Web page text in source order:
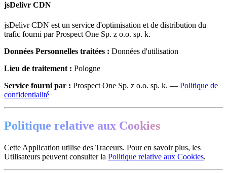
jsDelivr CDN
jsDelivr CDN est un service d'optimisation et de distribution du
trafic fourni par Prospect One Sp. z o.o. sp. k.
Données Personnelles traitées : Données d'utilisation
Lieu de traitement : Pologne
Service fourni par : Prospect One Sp. z o.o. sp. k. — Politique de
confidentialité
Politique relative aux Cookies
Cette Application utilise des Traceurs. Pour en savoir plus, les
Utilisateurs peuvent consulter la Politique relative aux Cookies.